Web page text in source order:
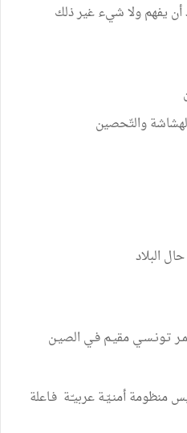
أن يفهم ولا شيء غير ذلك
والتّحصين
البلاد
تـونـسـي مقيـم فـي الصيـن
منظومة أمنـيّـة عربيـّـة فـاعلة